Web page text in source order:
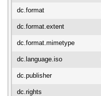
dc.format
dc.format.extent
dc.format.mimetype
dc.language.iso
dc.publisher
dc.rights